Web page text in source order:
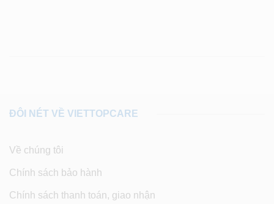
ĐÔI NÉT VỀ VIETTOPCARE
Về chúng tôi
Chính sách bảo hành
Chính sách thanh toán, giao nhận